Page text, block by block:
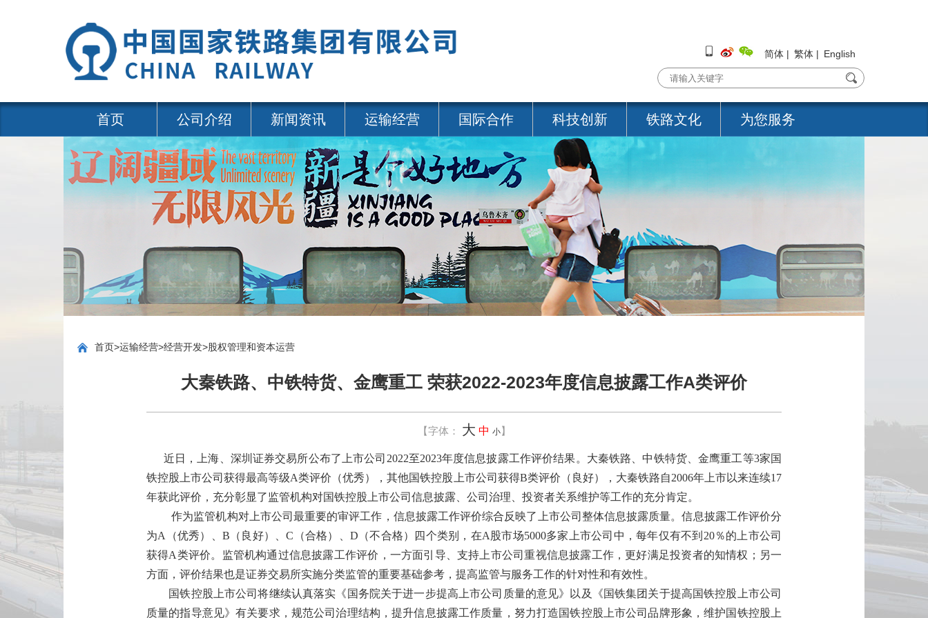
简体 | 繁体 | English
首页 公司介绍 新闻资讯 运输经营 国际合作 科技创新 铁路文化 为您服务
首页>运输经营>经营开发>股权管理和资本运营
大秦铁路、中铁特货、金鹰重工 荣获2022-2023年度信息披露工作A类评价
【字体： 大 中 小】
近日，上海、深圳证券交易所公布了上市公司2022至2023年度信息披露工作评价结果。大秦铁路、 中铁特货、金鹰重工等3家国
铁控股上市公司获得最高等级A类评价（优秀），其他国铁控股上市公司获得B类评价（良好） ， 大秦铁路自2006年上市以来连续17
年获此评价 ， 充分彰显了监管机构对国铁控股上市公司信息披露、 公司治理 、投资者关系维护等工作的充分肯定。
作为监管机构对上市公司最重要的审评工作， 信息披露工作评价综合反映了上市公司整体信息披露质量。信息披露工作评价分
为A（优秀）、B（良好）、C（合格）、D（不合格）
四个类别， 在A股市场5000多家上市公司中，每年仅有不到20％的上市公司
获得A类评价。 监管机构通过信息披露工作评价，一方面引导、支持上市公司重视信息披露工作，更好满足投资者的知情权；另一
方面，评价结果也是证券交易所实施分类监管的重要基础参考，提高监管与服务工作的针对性和有效性。
国铁控股上市公司将继续认真落实《 国务院关于进一步提高上市公司质量的意见》以及《国铁集团 关于提高国铁控股上市公司
质量的指导意见》有关要求，规范公司治理结构，提升信息披露工作质量，努力打造国铁控股上市公司品牌形象，维护国铁控股上